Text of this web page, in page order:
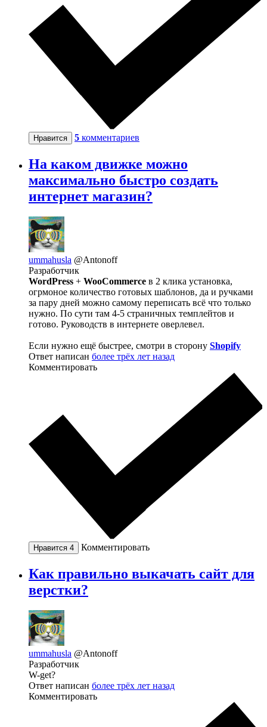
Нравится 5 комментариев
На каком движке можно
максимально быстро создать
интернет магазин?
ummahusla @Antonoff
Разработчик
WordPress + WooCommerce в 2 клика установка,
огрмоное количество готовых шаблонов, да и ручками
за пару дней можно самому переписать всё что только
нужно. По сути там 4-5 страничных темплейтов и
готово. Руководств в интернете оверлевел.
Если нужно ещё быстрее, смотри в сторону Shopify
Ответ написан более трёх лет назад
Комментировать
Нравится 4 Комментировать
Как правильно выкачать сайт для
верстки?
ummahusla @Antonoff
Разработчик
W-get?
Ответ написан более трёх лет назад
Комментировать